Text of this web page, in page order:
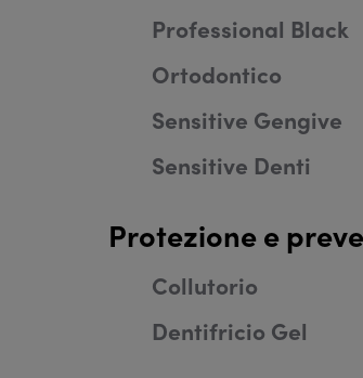
Professional Black
Ortodontico
Sensitive Gengive
Sensitive Denti
Protezione e
Collutorio
Dentifricio Gel